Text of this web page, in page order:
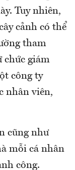
Tuy nhiên,
cảnh có thể
tham
chức giám
công ty
nhân viên,
cũng như
mỗi cá nhân
công.